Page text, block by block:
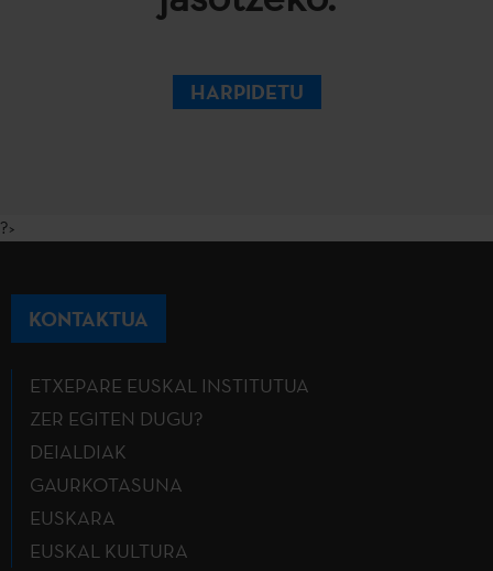
HARPIDETU
?>
KONTAKTUA
ETXEPARE EUSKAL INSTITUTUA
ZER EGITEN DUGU?
DEIALDIAK
GAURKOTASUNA
EUSKARA
EUSKAL KULTURA